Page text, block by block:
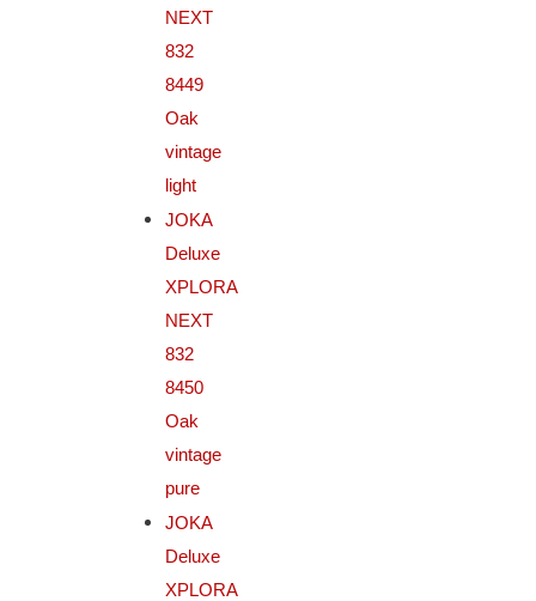
NEXT
832
8449
Oak
vintage
light
JOKA
Deluxe
XPLORA
NEXT
832
8450
Oak
vintage
pure
JOKA
Deluxe
XPLORA